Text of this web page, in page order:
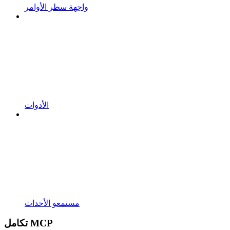
واجهة سطر الأوامر
الأدوات
مستمعو الأحداث
تكامل MCP